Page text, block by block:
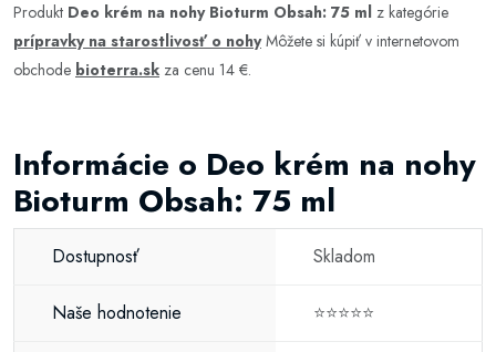
Produkt Deo krém na nohy Bioturm Obsah: 75 ml z kategórie
prípravky na starostlivosť o nohyMôžete si kúpiť v internetovom
obchode bioterra.sk za cenu 14 €.
Informácie o Deo krém na nohy
Bioturm Obsah: 75 ml
Dostupnosť Skladom
Naše hodnotenie ⭐⭐⭐⭐⭐